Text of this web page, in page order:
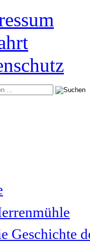
Geschichte